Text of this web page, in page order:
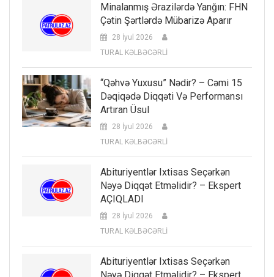
Minalanmış Ərazilərdə Yanğın: FHN
Çətin Şərtlərdə Mübarizə Aparır
28 İyul 2026
TURAL KƏLBƏCƏRLİ
“Qəhvə Yuxusu” Nədir? – Cəmi 15
Dəqiqədə Diqqəti Və Performansı
Artıran Üsul
28 İyul 2026
TURAL KƏLBƏCƏRLİ
Abituriyentlər Ixtisas Seçərkən
Nəyə Diqqət Etməlidir? – Ekspert
AÇIQLADI
28 İyul 2026
TURAL KƏLBƏCƏRLİ
Abituriyentlər Ixtisas Seçərkən